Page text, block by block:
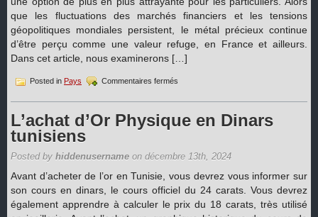
que les fluctuations des marchés financiers et les tensions
géopolitiques mondiales persistent, le métal précieux continue
d’être perçu comme une valeur refuge, en France et ailleurs.
Dans cet article, nous examinerons […]
Posted in Pays Commentaires fermés
acheter
l’or
en
Prévisions
du
cours
L’achat d’Or Physique en Dinars
tunisiens
Posted by hiddenusername on décembre 13th, 2024
Avant d’acheter de l’or en Tunisie, vous devrez vous informer sur
son cours en dinars, le cours officiel du 24 carats. Vous devrez
également apprendre à calculer le prix du 18 carats, très utilisé